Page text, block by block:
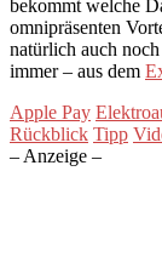
bekommt welche
omnipräsenten
natürlich auch
immer – aus dem
Apple Pay
Rückblick Tipp
– Anzeige –